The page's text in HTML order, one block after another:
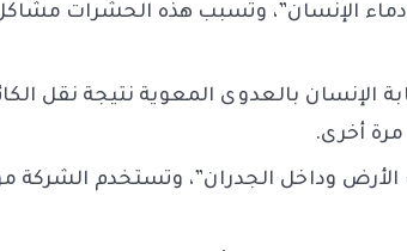
الإنسان”، وتسبب هذه الحشرات
بالعدوى المعوية نتيجة نقل
أخرى.
وداخل الجدران”، وتستخدم الشركة